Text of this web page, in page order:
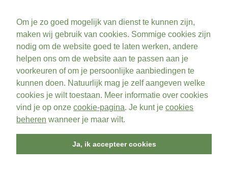
Om je zo goed mogelijk van dienst te kunnen zijn,
maken wij gebruik van cookies. Sommige cookies zijn
nodig om de website goed te laten werken, andere
helpen ons om de website aan te passen aan je
voorkeuren of om je persoonlijke aanbiedingen te
kunnen doen. Natuurlijk mag je zelf aangeven welke
cookies je wilt toestaan. Meer informatie over cookies
vind je op onze cookie-pagina. Je kunt je cookies
beheren wanneer je maar wilt.
Ja, ik accepteer cookies